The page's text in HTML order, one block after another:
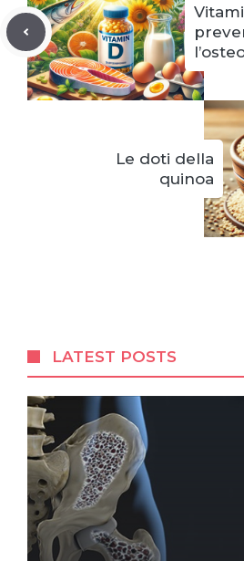
Le doti della
quinoa
LATEST POSTS